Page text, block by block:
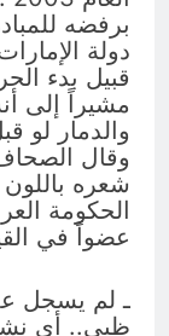
برفضه
دولة
قبيل بدء
مشيراً إلى
والدمار لو
وقال
شعره
الحكومة
عضواً في
ـ لم يسجل
ظبي.. أي